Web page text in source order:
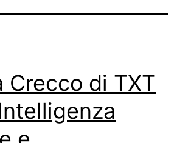
Crecco di TXT